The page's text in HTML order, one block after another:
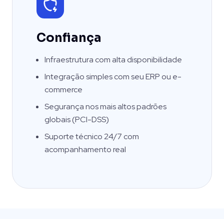
Confiança
Infraestrutura com alta disponibilidade
Integração simples com seu ERP ou e-
commerce
Segurança nos mais altos padrões
globais (PCI-DSS)
Suporte técnico 24/7 com
acompanhamento real